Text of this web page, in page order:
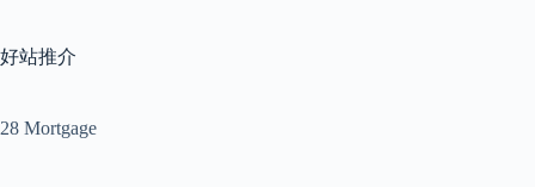
好站推介
28 Mortgage